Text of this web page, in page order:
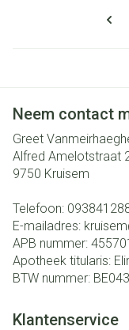
Neem contact
Greet
Alfred Amelotstraat
9750 Kruisem
Telefoon:
E-mailadres:
APB nummer:
Apotheek titularis:
BTW nummer:
Klantenservice